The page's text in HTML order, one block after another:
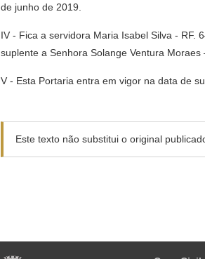
de junho de 2019.
IV - Fica a servidora Maria Isabel Silva - RF.
suplente a Senhora Solange Ventura
V - Esta Portaria entra em vigor na data de
Este texto não substitui o original